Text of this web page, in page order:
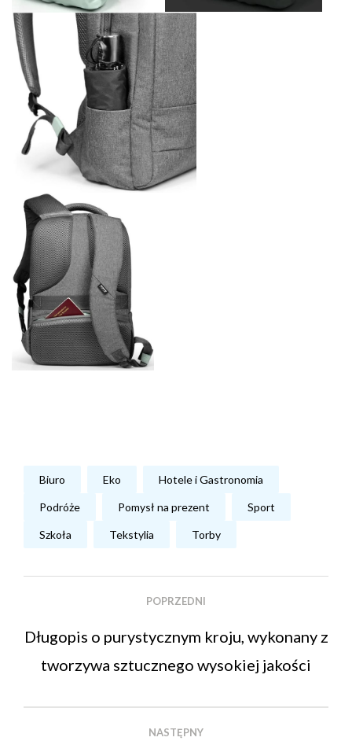
Biuro Eko Hotele i Gastronomia
Podróże Pomysł na prezent Sport
Szkoła Tekstylia Torby
POPRZEDNI
Długopis o purystycznym kroju, wykonany z
tworzywa sztucznego wysokiej jakości
NASTĘPNY